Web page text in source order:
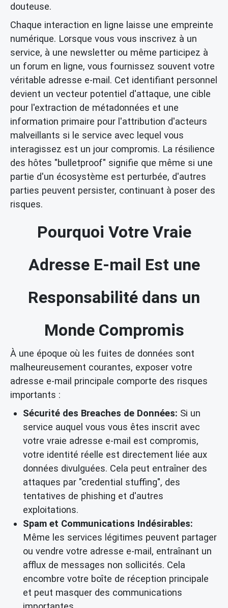
douteuse.
Chaque interaction en ligne laisse une empreinte
numérique. Lorsque vous vous inscrivez à un
service, à une newsletter ou même participez à
un forum en ligne, vous fournissez souvent votre
véritable adresse e-mail. Cet identifiant personnel
devient un vecteur potentiel d'attaque, une cible
pour l'extraction de métadonnées et une
information primaire pour l'attribution d'acteurs
malveillants si le service avec lequel vous
interagissez est un jour compromis. La résilience
des hôtes "bulletproof" signifie que même si une
partie d'un écosystème est perturbée, d'autres
parties peuvent persister, continuant à poser des
risques.
Pourquoi Votre Vraie
Adresse E-mail Est une
Responsabilité dans un
Monde Compromis
À une époque où les fuites de données sont
malheureusement courantes, exposer votre
adresse e-mail principale comporte des risques
importants :
Sécurité des Breaches de Données: Si un
service auquel vous vous êtes inscrit avec
votre vraie adresse e-mail est compromis,
votre identité réelle est directement liée aux
données divulguées. Cela peut entraîner des
attaques par "credential stuffing", des
tentatives de phishing et d'autres
exploitations.
Spam et Communications Indésirables:
Même les services légitimes peuvent partager
ou vendre votre adresse e-mail, entraînant un
afflux de messages non sollicités. Cela
encombre votre boîte de réception principale
et peut masquer des communications